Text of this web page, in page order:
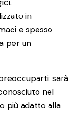
in
e spesso
per un
sarà
nel
più adatto alla